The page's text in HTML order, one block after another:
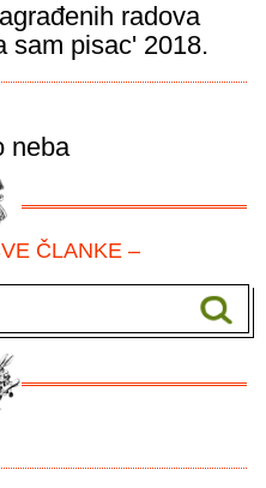
radova
sam pisac' 2018.
neba
ČLANKE –